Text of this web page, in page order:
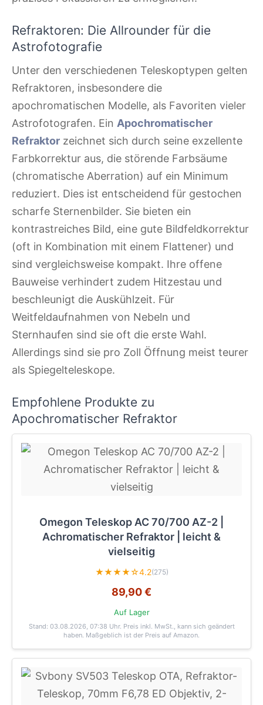
Refraktoren: Die Allrounder für die
Astrofotografie
Unter den verschiedenen Teleskoptypen gelten
Refraktoren, insbesondere die
apochromatischen Modelle, als Favoriten vieler
Astrofotografen. Ein Apochromatischer
Refraktor zeichnet sich durch seine exzellente
Farbkorrektur aus, die störende Farbsäume
(chromatische Aberration) auf ein Minimum
reduziert. Dies ist entscheidend für gestochen
scharfe Sternenbilder. Sie bieten ein
kontrastreiches Bild, eine gute Bildfeldkorrektur
(oft in Kombination mit einem Flattener) und
sind vergleichsweise kompakt. Ihre offene
Bauweise verhindert zudem Hitzestau und
beschleunigt die Auskühlzeit. Für
Weitfeldaufnahmen von Nebeln und
Sternhaufen sind sie oft die erste Wahl.
Allerdings sind sie pro Zoll Öffnung meist teurer
als Spiegelteleskope.
Empfohlene Produkte zu
Apochromatischer Refraktor
Omegon Teleskop AC 70/700 AZ-2 |
Achromatischer Refraktor | leicht &
vielseitig
★★★★☆4.2(275)
89,90 €
Auf Lager
Stand: 03.08.2026, 07:38 Uhr. Preis inkl. MwSt., kann sich geändert
haben. Maßgeblich ist der Preis auf Amazon.